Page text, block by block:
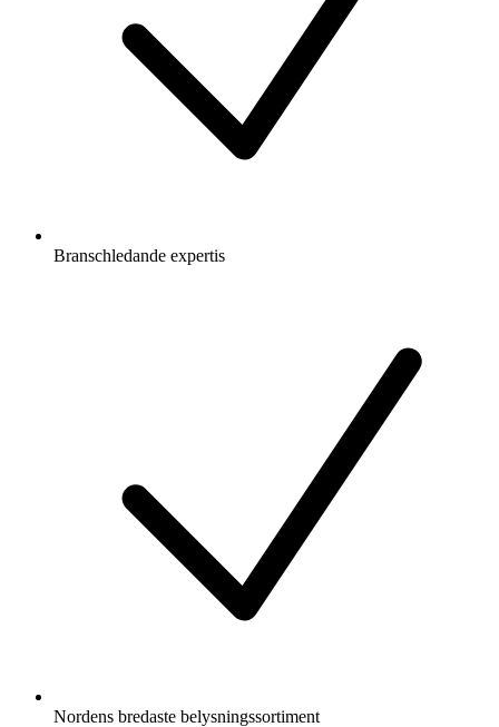
Branschledande expertis
Nordens bredaste belysningssortiment